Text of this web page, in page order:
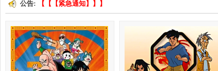
公告: 【【【紧急通知】】】